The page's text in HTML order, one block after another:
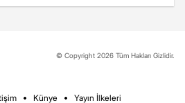
© Copyright 2026 Tüm Hakları Gizlidir.
Künye Yayın İlkeleri